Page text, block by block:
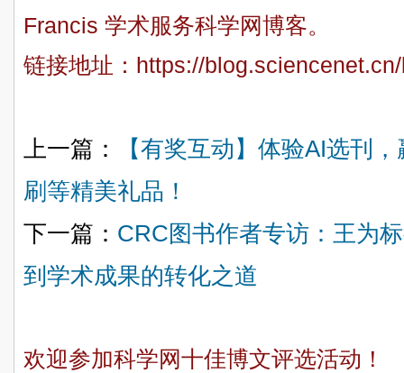
Francis 学术服务科学网博客。
链接地址： https://
上一篇：
【有奖互动】体验AI选刊
刷等精美礼品！
下一篇： CRC图书作者专访：王为
到学术成果的转化之道
欢迎参加科学网十佳博文评选活动！